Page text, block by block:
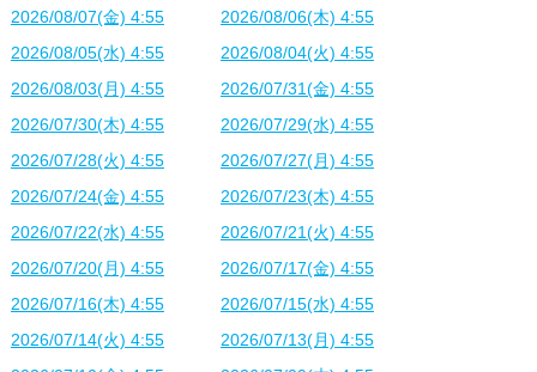
2026/08/07(金) 4:55
2026/08/06(木) 4:55
2026/08/05(水) 4:55
2026/08/04(火) 4:55
2026/08/03(月) 4:55
2026/07/31(金) 4:55
2026/07/30(木) 4:55
2026/07/29(水) 4:55
2026/07/28(火) 4:55
2026/07/27(月) 4:55
2026/07/24(金) 4:55
2026/07/23(木) 4:55
2026/07/22(水) 4:55
2026/07/21(火) 4:55
2026/07/20(月) 4:55
2026/07/17(金) 4:55
2026/07/16(木) 4:55
2026/07/15(水) 4:55
2026/07/14(火) 4:55
2026/07/13(月) 4:55